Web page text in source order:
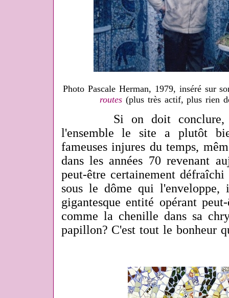
Photo Pascale Herman, 1979, inséré sur
routes (plus très actif, plus rien
Si on doit conclure,
l'ensemble le site a plutôt
fameuses injures du temps,
dans les années 70 revenant
peut-être certainement
sous le dôme qui
gigantesque entité opérant
comme la chenille dans sa
papillon? C'est tout le bonheur